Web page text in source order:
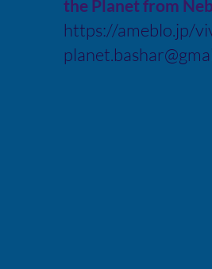
the Planet from
https://ameblo.jp/